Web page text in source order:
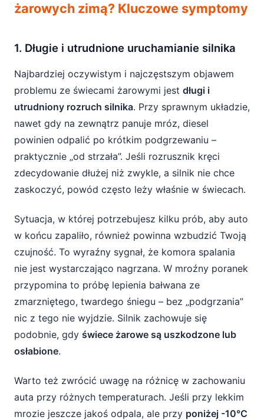
żarowych zimą? Kluczowe symptomy
1. Długie i utrudnione uruchamianie silnika
Najbardziej oczywistym i najczęstszym objawem
problemu ze świecami żarowymi jest długi i
utrudniony rozruch silnika. Przy sprawnym układzie,
nawet gdy na zewnątrz panuje mróz, diesel
powinien odpalić po krótkim podgrzewaniu –
praktycznie „od strzała”. Jeśli rozrusznik kręci
zdecydowanie dłużej niż zwykle, a silnik nie chce
zaskoczyć, powód często leży właśnie w świecach.
Sytuacja, w której potrzebujesz kilku prób, aby auto
w końcu zapaliło, również powinna wzbudzić Twoją
czujność. To wyraźny sygnał, że komora spalania
nie jest wystarczająco nagrzana. W mroźny poranek
przypomina to próbę lepienia bałwana ze
zmarzniętego, twardego śniegu – bez „podgrzania”
nic z tego nie wyjdzie. Silnik zachowuje się
podobnie, gdy świece żarowe są uszkodzone lub
osłabione.
Warto też zwrócić uwagę na różnicę w zachowaniu
auta przy różnych temperaturach. Jeśli przy lekkim
mrozie jeszcze jakoś odpala, ale przy poniżej -10°C